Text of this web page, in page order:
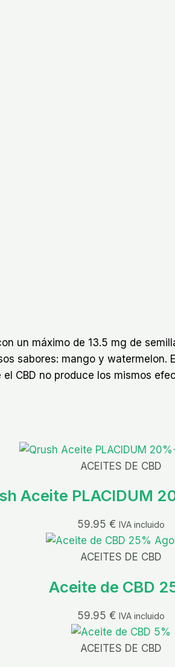
un máximo de 13.5 mg de
sabores: mango y
CBD no produce los mismos
ACEITES DE CBD
Aceite PLACIDUM
59.95 € IVA incluido
ACEITES DE CBD
Aceite de CBD
59.95 € IVA incluido
ACEITES DE CBD